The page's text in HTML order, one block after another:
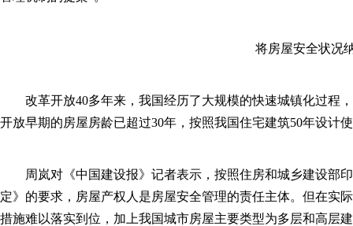
将房屋安全状况
改革开放40多年来，我国经历了大规模的快速城镇化过程
开放早期的房屋房龄已超过30年，按照我国住宅建筑50年设计
周岚对《中国建设报》记者表示，按照住房和城乡建设部
定》的要求，房屋产权人是房屋安全管理的责任主体。但在实
措施难以落实到位，加上我国城市房屋主要类型为多层和高层